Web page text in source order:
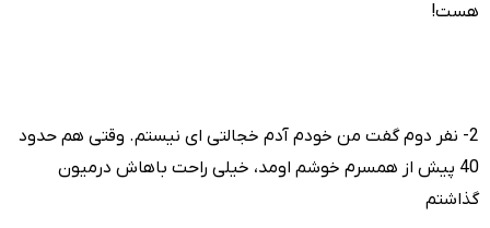
هست!
2- نفر دوم گفت من خودم آدم خجالتی ای نیستم. وقتی هم حدود
40 پیش از همسرم خوشم اومد، خیلی راحت باهاش درمیون
گذاشتم